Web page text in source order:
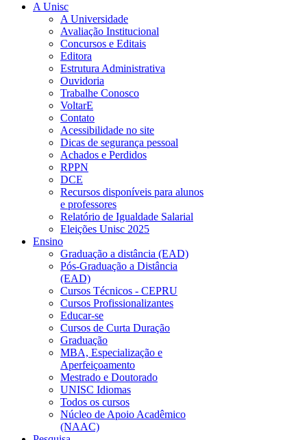
A Unisc
A Universidade
Avaliação Institucional
Concursos e Editais
Editora
Estrutura Administrativa
Ouvidoria
Trabalhe Conosco
VoltarE
Contato
Acessibilidade no site
Dicas de segurança pessoal
Achados e Perdidos
RPPN
DCE
Recursos disponíveis para alunos
e professores
Relatório de Igualdade Salarial
Eleições Unisc 2025
Ensino
Graduação a distância (EAD)
Pós-Graduação a Distância
(EAD)
Cursos Técnicos - CEPRU
Cursos Profissionalizantes
Educar-se
Cursos de Curta Duração
Graduação
MBA, Especialização e
Aperfeiçoamento
Mestrado e Doutorado
UNISC Idiomas
Todos os cursos
Núcleo de Apoio Acadêmico
(NAAC)